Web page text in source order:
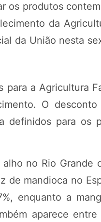
os produtos
da
da União nesta
a Agricultura
O
definidos para os
no Rio Grande
de mandioca no
enquanto a
aparece entre
POTOSÍ
Orgânico